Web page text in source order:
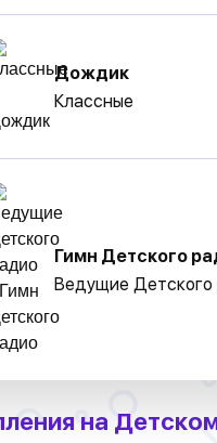
Дождик
Классные
Гимн Детского
на